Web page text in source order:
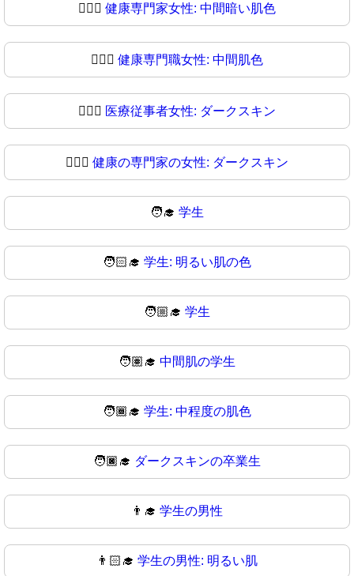
👩🏾‍⚕️ 健康専門家女性: 中間暗い肌色
👩🏾‍⚕ 健康専門職女性: 中間肌色
👩🏿‍⚕️ 医療従事者女性: ダークスキン
👩🏿‍⚕ 健康の専門家の女性: ダークスキン
🧑‍🎓 学生
🧑🏻‍🎓 学生: 明るい肌の色
🧑🏼‍🎓 学生
🧑🏽‍🎓 中間肌の学生
🧑🏾‍🎓 学生: 中程度の肌色
🧑🏿‍🎓 ダークスキンの卒業生
👨‍🎓 学生の男性
👨🏻‍🎓 学生の男性: 明るい肌